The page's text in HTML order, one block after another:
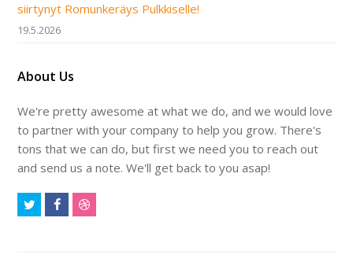
siirtynyt Romunkeräys Pulkkiselle!
19.5.2026
About Us
We're pretty awesome at what we do, and we would love
to partner with your company to help you grow. There's
tons that we can do, but first we need you to reach out
and send us a note. We'll get back to you asap!
TwitterFacebookDribbble